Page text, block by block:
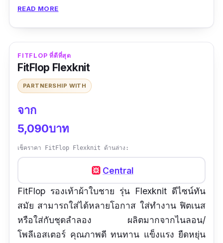
น้ำหนักเบา
ทำความสะอาดง่าย
ข้อเสีย
READ MORE
FITFLOP ที่ดีที่สุด
FitFlop Flexknit
PARTNERSHIP WITH
จาก
5,090บาท
เช็คราคา FitFlop Flexknit ด้านล่าง:
Central
FitFlop รองเท้าผ้าใบชาย รุ่น Flexknit ดีไซน์ทัน
สมัย สามารถใส่ได้หลายโอกาส ใส่ทำงาน ฟิตเนส
หรือใส่กับชุดลำลอง ผลิตมากจากไนลอน/
โพลีเอสเตอร์ คุณภาพดี ทนทาน แข็งแรง ยืดหยุ่น